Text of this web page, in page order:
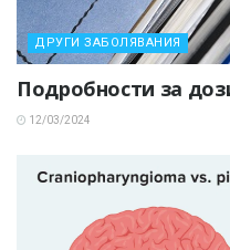
ДРУГИ ЗАБОЛЯВАНИЯ
Подробности за
12/03/2024